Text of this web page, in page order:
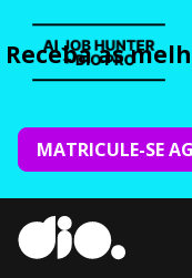
Receba as
MATRICULE-SE